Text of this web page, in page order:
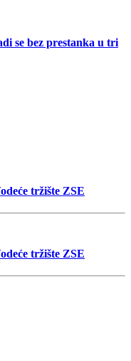
se bez prestanka u tri
tržište ZSE
tržište ZSE